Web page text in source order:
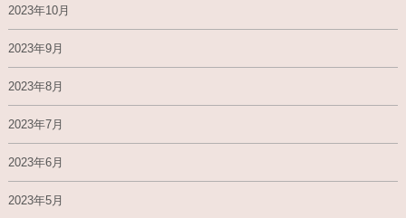
2023年10月
2023年9月
2023年8月
2023年7月
2023年6月
2023年5月